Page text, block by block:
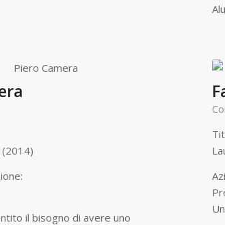
(2014)
il bisogno di avere uno